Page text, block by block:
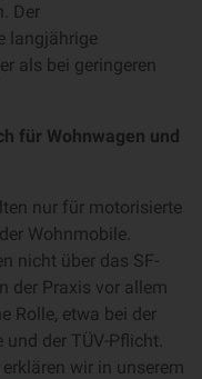
Der
langjährige
als bei geringeren
für Wohnwagen und
nur für motorisierte
Wohnmobile.
nicht über das SF-
der Praxis vor allem
Rolle, etwa bei der
der TÜV-Pflicht.
wir in unserem